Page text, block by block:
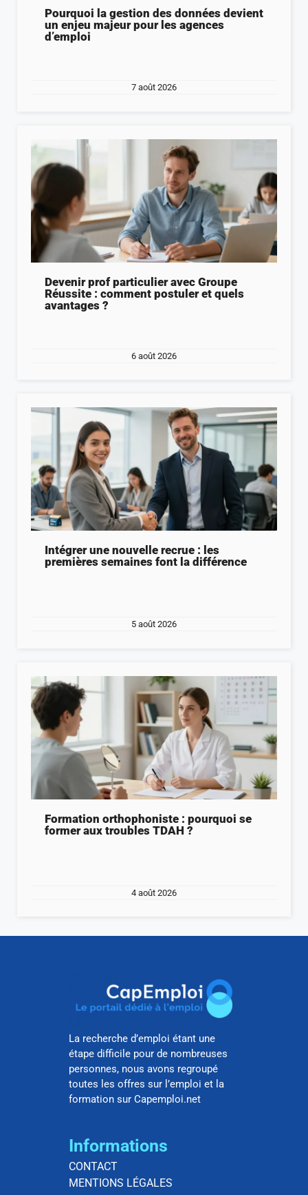
Pourquoi la gestion des données devient
un enjeu majeur pour les agences
d’emploi
7 août 2026
Devenir prof particulier avec Groupe
Réussite : comment postuler et quels
avantages ?
6 août 2026
Intégrer une nouvelle recrue : les
premières semaines font la différence
5 août 2026
Formation orthophoniste : pourquoi se
former aux troubles TDAH ?
4 août 2026
La recherche d’emploi étant une
étape difficile pour de nombreuses
personnes, nous avons regroupé
toutes les offres sur l’emploi et la
formation sur Capemploi.net
Informations
CONTACT
MENTIONS LÉGALES